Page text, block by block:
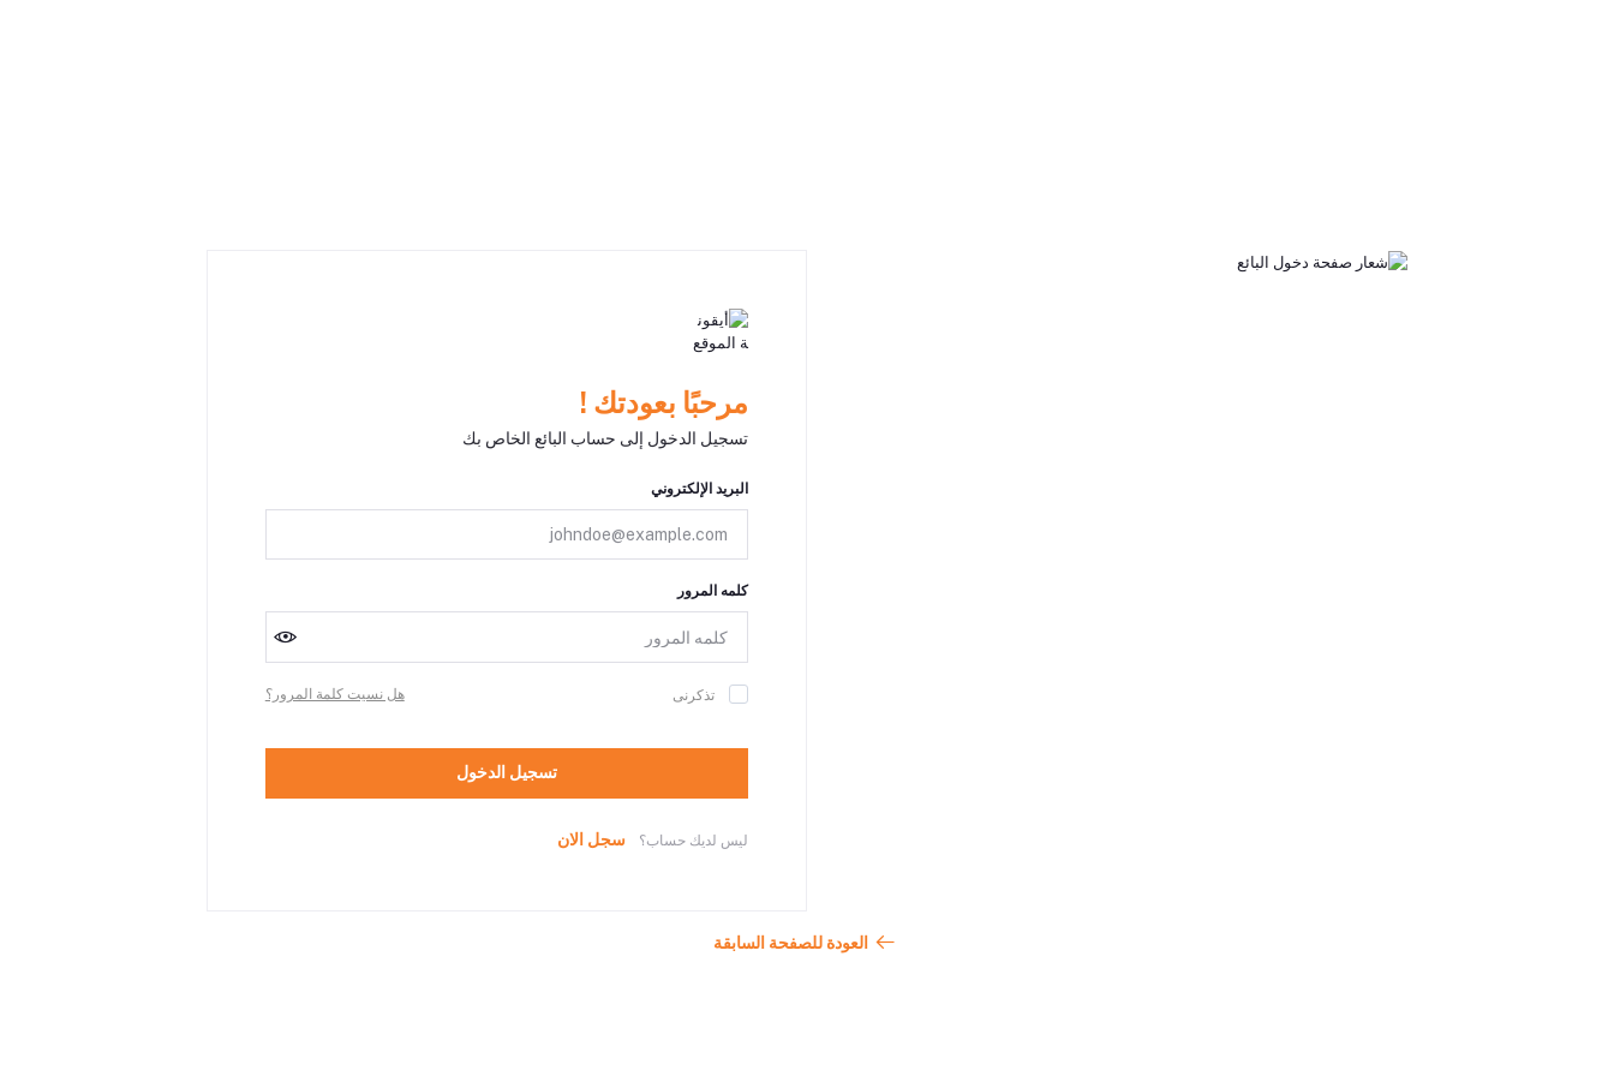
مرحبًا بعودتك !
تسجيل الدخول إلى حساب البائع الخاص بك
البريد الإلكتروني
كلمه المرور
تذكرنى هل نسيت كلمة المرور؟
تسجيل الدخول
ليس لديك حساب؟ سجل الان
العودة للصفحة السابقة